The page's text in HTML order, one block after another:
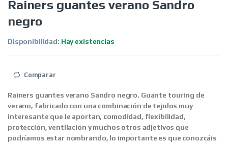
Rainers guantes verano Sandro
negro
Disponibilidad: Hay existencias
Comparar
Rainers guantes verano Sandro negro. Guante touring de
verano, fabricado con una combinación de tejidos muy
interesante que le aportan, comodidad, flexibilidad,
protección, ventilación y muchos otros adjetivos que
podríamos estar nombrando, lo importante es que conozcáis